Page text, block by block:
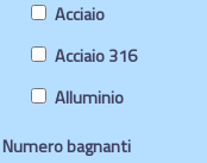
Acciaio
Acciaio 316
Alluminio
Numero bagnanti